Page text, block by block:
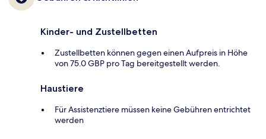
Kinder- und Zustellbetten
Zustellbetten können gegen einen Aufpreis in Höhe
von 75.0 GBP pro Tag bereitgestellt werden.
Haustiere
Für Assistenztiere müssen keine Gebühren entrichtet
werden